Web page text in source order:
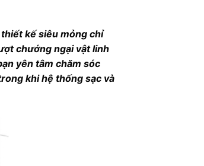
kế siêu mỏng chỉ
chướng ngại vật linh
yên tâm chăm sóc
khi hệ thống sạc và